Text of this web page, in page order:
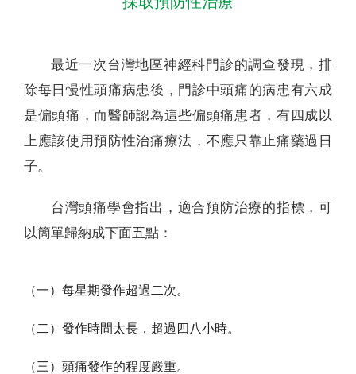
最近一次台灣地區神經科門診的調查發現，排
除每日慢性頭痛病患後，門診中頭痛的病患有六成
是偏頭痛，而醫師認為這些偏頭痛患者，有四成以
上應該使用預防性治痛療法，不應只靠止痛藥過日
子。
台灣頭痛學會指出，適合預防治療的指標，可
以簡單歸納成下面五點：
（一）每星期發作超過二次。
（二）發作時間太長，超過四八小時。
（三）頭痛發作的程度嚴重。